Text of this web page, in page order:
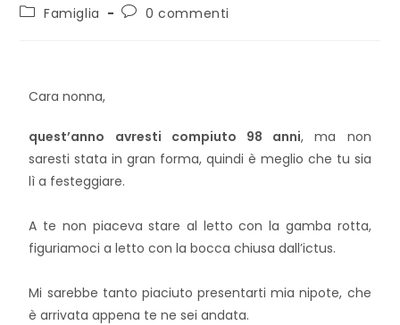
Famiglia
0 commenti
Cara nonna,
quest’anno avresti compiuto 98 anni, ma non
saresti stata in gran forma, quindi è meglio che tu sia
lì a festeggiare.
A te non piaceva stare al letto con la gamba rotta,
figuriamoci a letto con la bocca chiusa dall’ictus.
Mi sarebbe tanto piaciuto presentarti mia nipote, che
è arrivata appena te ne sei andata.